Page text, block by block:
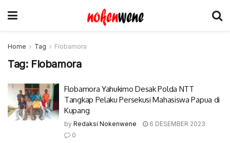
Home Tag Flobamora
Tag: Flobamora
Flobamora Yahukimo Desak Polda NTT
Tangkap Pelaku Persekusi Mahasiswa Papua di
Kupang
by Redaksi Nokenwene
6 DESEMBER 2023
0